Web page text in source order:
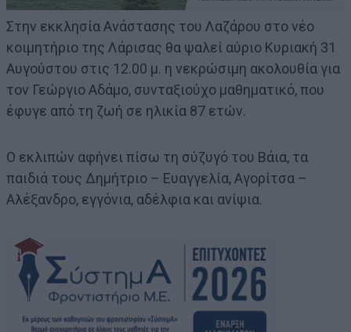
Στην εκκλησία Ανάστασης του Λαζάρου στο νέο
κοιμητήριο της Λάρισας θα ψαλεί αύριο Κυριακή 31
Αυγούστου στις 12.00 μ. η νεκρώσιμη ακολουθία για
τον Γεώργιο Αδάμο, συνταξιούχο μαθηματικό, που
έφυγε από τη ζωή σε ηλικία 87 ετών.
Ο εκλιπών αφήνει πίσω τη σύζυγό του Βάια, τα
παιδιά τους Δημήτριο – Ευαγγελία, Αγορίτσα –
Αλέξανδρο, εγγόνια, αδέλφια και ανίψια.